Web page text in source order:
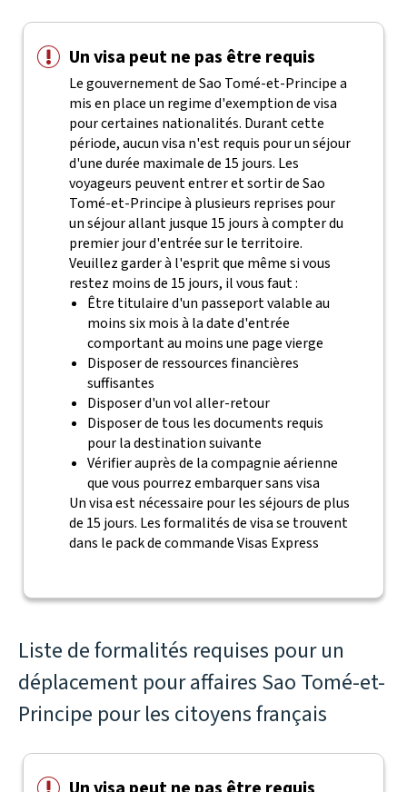
Un visa peut ne pas être requis
Le gouvernement de Sao Tomé-et-Principe a
mis en place un regime d'exemption de visa
pour certaines nationalités. Durant cette
période, aucun visa n'est requis pour un séjour
d'une durée maximale de 15 jours. Les
voyageurs peuvent entrer et sortir de Sao
Tomé-et-Principe à plusieurs reprises pour
un séjour allant jusque 15 jours à compter du
premier jour d'entrée sur le territoire.
Veuillez garder à l'esprit que même si vous
restez moins de 15 jours, il vous faut :
Être titulaire d'un passeport valable au
moins six mois à la date d'entrée
comportant au moins une page vierge
Disposer de ressources financières
suffisantes
Disposer d'un vol aller-retour
Disposer de tous les documents requis
pour la destination suivante
Vérifier auprès de la compagnie aérienne
que vous pourrez embarquer sans visa
Un visa est nécessaire pour les séjours de plus
de 15 jours. Les formalités de visa se trouvent
dans le pack de commande Visas Express
Liste de formalités requises pour un
déplacement pour affaires Sao Tomé-et-
Principe pour les citoyens français